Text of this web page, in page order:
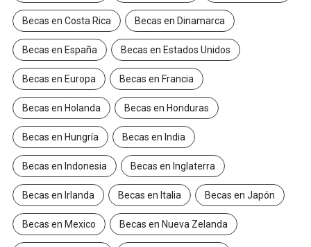
Becas en Costa Rica Becas en Dinamarca
Becas en España Becas en Estados Unidos
Becas en Europa Becas en Francia
Becas en Holanda Becas en Honduras
Becas en Hungría Becas en India
Becas en Indonesia Becas en Inglaterra
Becas en Irlanda Becas en Italia Becas en Japón
Becas en Mexico Becas en Nueva Zelanda